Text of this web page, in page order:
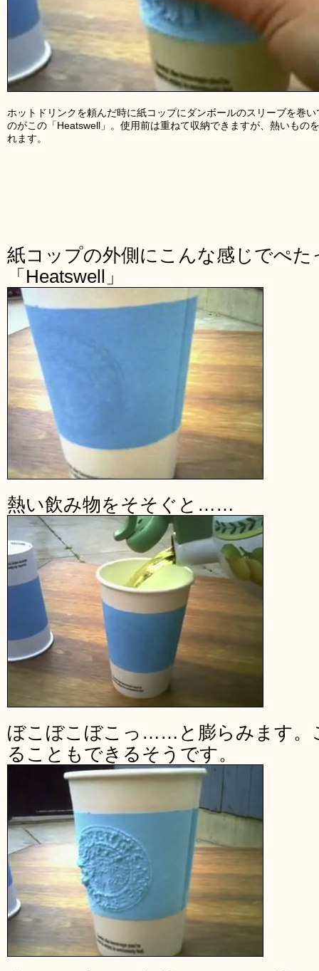
ホットドリンクを頼んだ時に紙コップにダンボールのスリーブを巻
のがこの「Heatswell」。使用前は重ねて収納できますが、熱いもの
れます。
紙コップの外側にこんな感じでぺ
「Heatswell」
熱い飲み物をそそぐと……
ぼこぼこぼこっ……と膨らみます。
ることもできるそうです。